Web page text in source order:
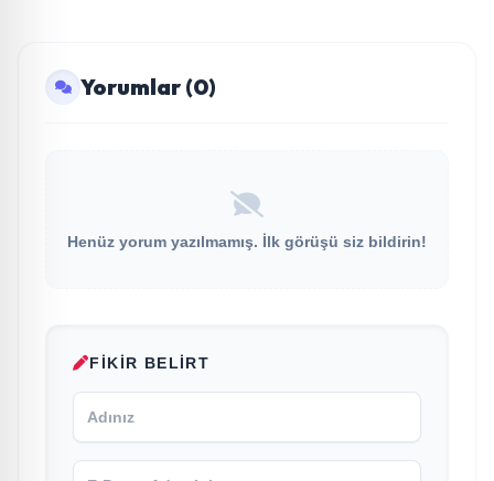
Yorumlar (0)
Henüz yorum yazılmamış. İlk görüşü siz bildirin!
FIKIR BELIRT